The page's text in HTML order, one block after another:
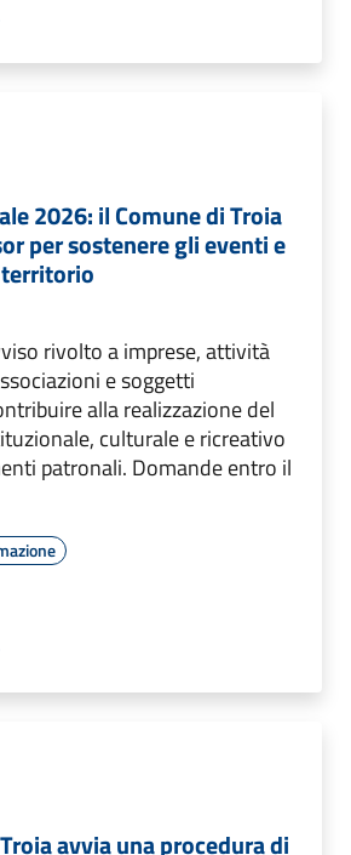
2026: il Comune di Troia
per sostenere gli eventi e
rivolto a imprese, attività
e soggetti
alla realizzazione del
culturale e ricreativo
patronali. Domande entro il
avvia una procedura di